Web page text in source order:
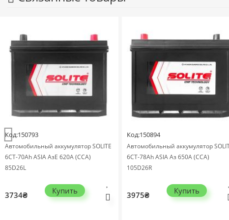
Код:150793
Автомобильный аккумулятор SOLITE
6СТ-70Ah ASIA АзЕ 620А (CCA)
85D26L
3734₴ Купить
Код:150894
Автомобильный аккумулятор SOLITE
6СТ-78Ah ASIA Аз 650А (CCA)
105D26R
3975₴ Купить